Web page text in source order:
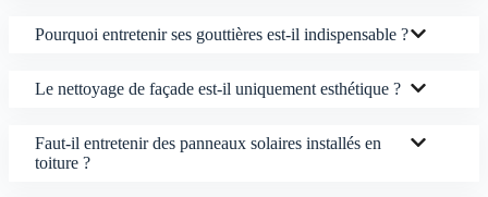
Pourquoi entretenir ses gouttières est-il indispensable ?
Le nettoyage de façade est-il uniquement esthétique ?
Faut-il entretenir des panneaux solaires installés en
toiture ?